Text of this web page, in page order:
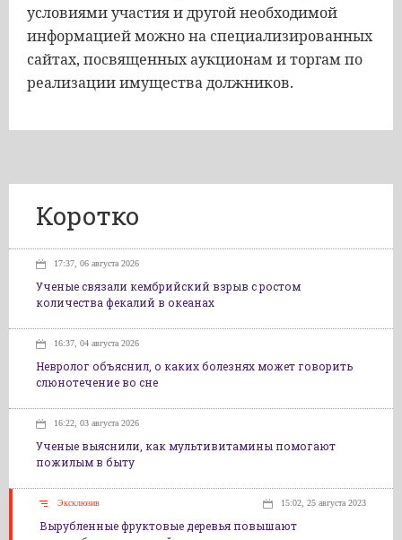
условиями участия и другой необходимой
информацией можно на специализированных
сайтах, посвященных аукционам и торгам по
реализации имущества должников.
Коротко
17:37, 06 августа 2026
Ученые связали кембрийский взрыв с ростом
количества фекалий в океанах
16:37, 04 августа 2026
Невролог объяснил, о каких болезнях может говорить
слюнотечение во сне
16:22, 03 августа 2026
Ученые выяснили, как мультивитамины помогают
пожилым в быту
Эксклюзив 15:02, 25 августа 2023
Вырубленные фруктовые деревья повышают